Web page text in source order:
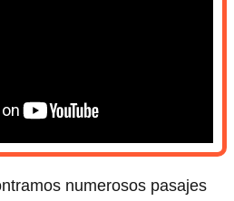
numerosos pasajes